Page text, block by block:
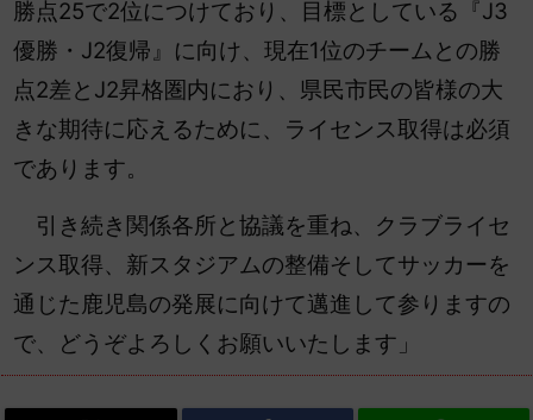
勝点25で2位につけており、目標としている『J3
優勝・J2復帰』に向け、現在1位のチームとの勝
点2差とJ2昇格圏内におり、県民市民の皆様の大
きな期待に応えるために、ライセンス取得は必須
であります。
引き続き関係各所と協議を重ね、クラブライセ
ンス取得、新スタジアムの整備そしてサッカーを
通じた鹿児島の発展に向けて邁進して参りますの
で、どうぞよろしくお願いいたします」